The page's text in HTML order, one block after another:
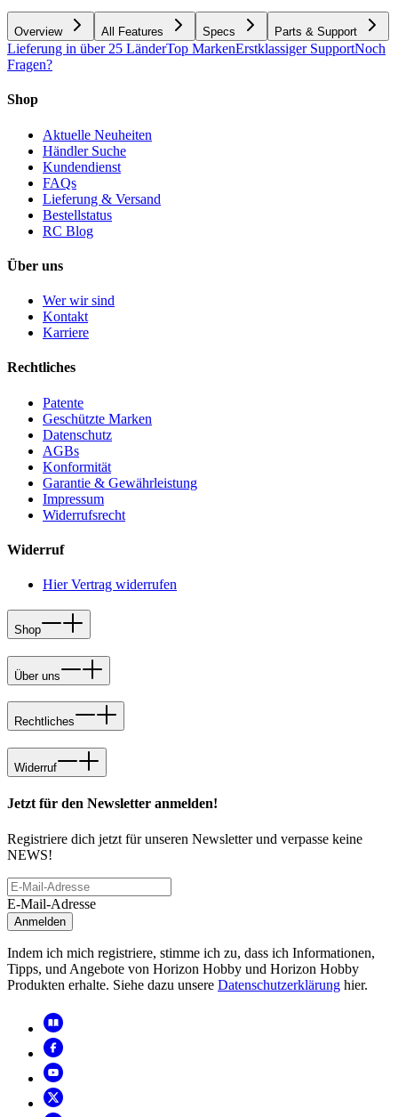
Overview All Features Specs Parts & Support
Lieferung in über 25 LänderTop MarkenErstklassiger SupportNoch
Fragen?
Shop
Aktuelle Neuheiten
Händler Suche
Kundendienst
FAQs
Lieferung & Versand
Bestellstatus
RC Blog
Über uns
Wer wir sind
Kontakt
Karriere
Rechtliches
Patente
Geschützte Marken
Datenschutz
AGBs
Konformität
Garantie & Gewährleistung
Impressum
Widerrufsrecht
Widerruf
Hier Vertrag widerrufen
Shop
Über uns
Rechtliches
Widerruf
Jetzt für den Newsletter anmelden!
Registriere dich jetzt für unseren Newsletter und verpasse keine
NEWS!
E-Mail-Adresse
Anmelden
Indem ich mich registriere, stimme ich zu, dass ich Informationen,
Tipps, und Angebote von Horizon Hobby und Horizon Hobby
Produkten erhalte. Siehe dazu unsere Datenschutzerklärung hier.